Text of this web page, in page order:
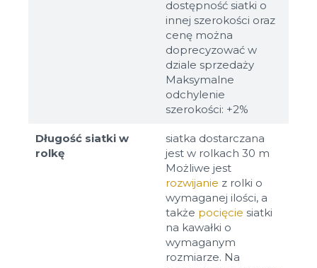
dostępność siatki o
innej szerokości oraz
cenę można
doprecyzować w
dziale sprzedaży
Maksymalne
odchylenie
szerokości: +2%
Długość siatki w
rolkę
siatka dostarczana
jest w rolkach 30 m
Możliwe jest
rozwijanie z rolki o
wymaganej ilości, a
także pocięcie siatki
na kawałki o
wymaganym
rozmiarze. Na